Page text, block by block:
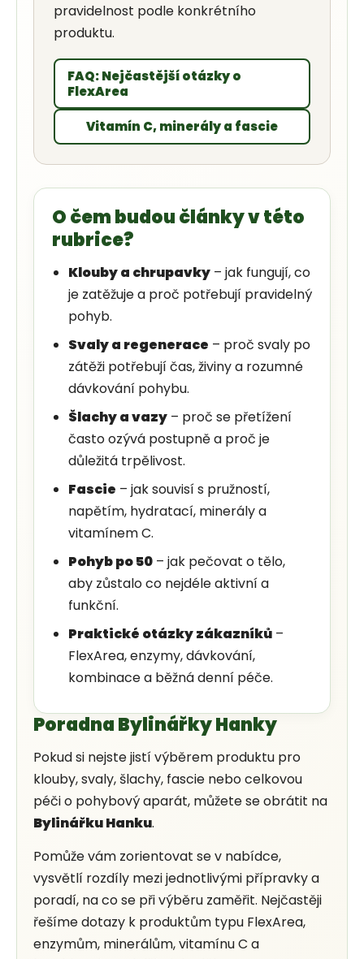
pravidelnost podle konkrétního
produktu.
FAQ: Nejčastější otázky o
FlexArea
Vitamín C, minerály a fascie
O čem budou články v této
rubrice?
Klouby a chrupavky – jak fungují, co
je zatěžuje a proč potřebují pravidelný
pohyb.
Svaly a regenerace – proč svaly po
zátěži potřebují čas, živiny a rozumné
dávkování pohybu.
Šlachy a vazy – proč se přetížení
často ozývá postupně a proč je
důležitá trpělivost.
Fascie – jak souvisí s pružností,
napětím, hydratací, minerály a
vitamínem C.
Pohyb po 50 – jak pečovat o tělo,
aby zůstalo co nejdéle aktivní a
funkční.
Praktické otázky zákazníků –
FlexArea, enzymy, dávkování,
kombinace a běžná denní péče.
Poradna Bylinářky Hanky
Pokud si nejste jistí výběrem produktu pro
klouby, svaly, šlachy, fascie nebo celkovou
péči o pohybový aparát, můžete se obrátit na
Bylinářku Hanku.
Pomůže vám zorientovat se v nabídce,
vysvětlí rozdíly mezi jednotlivými přípravky a
poradí, na co se při výběru zaměřit. Nejčastěji
řešíme dotazy k produktům typu FlexArea,
enzymům, minerálům, vitamínu C a